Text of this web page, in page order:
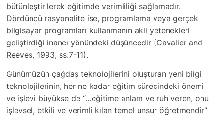
bütünleştirilerek eğitimde verimliliği sağlamadır.
Dördüncü rasyonalite ise, programlama veya gerçek
bilgisayar programları kullanmanın akli yetenekleri
geliştirdiği inancı yönündeki düşüncedir (Cavalier and
Reeves, 1993, ss.7-11).
Günümüzün çağdaş teknolojilerini oluşturan yeni bilgi
teknolojilerinin, her ne kadar eğitim sürecindeki önemi
ve işlevi büyükse de “…eğitime anlam ve ruh veren, onu
işlevsel, etkili ve verimli kılan temel unsur öğretmendir”